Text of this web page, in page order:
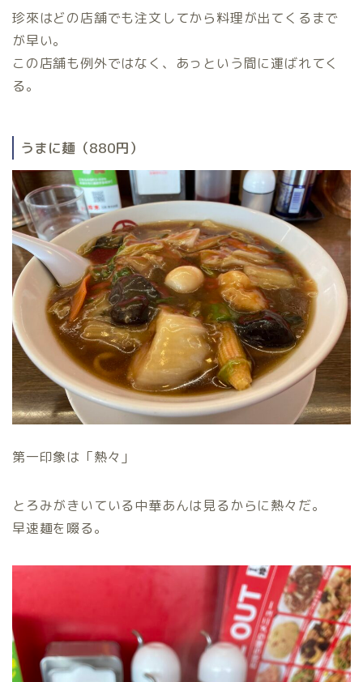
珍來はどの店舗でも注文してから料理が出てくるまで
が早い。
この店舗も例外ではなく、あっという間に運ばれてく
る。
うまに麺（880円）
第一印象は「熱々」
とろみがきいている中華あんは見るからに熱々だ。
早速麺を啜る。